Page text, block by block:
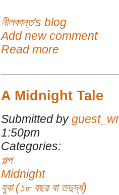
নীলকান্ত's blog
Add new comment
Read more
A Midnight Tale
Submitted by
1:50pm
Categories:
গল্প
Midnight
যুবা (১৮ বছর বা তদুর্দ্ধ)